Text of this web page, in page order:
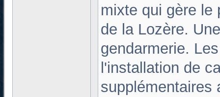
mixte qui gère le
de la Lozère.
gendarmerie.
l'installation de
supplémentaires